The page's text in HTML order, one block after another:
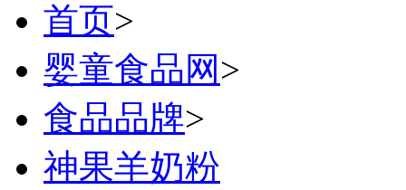
首页>
婴童食品网 >
食品品牌>
神果羊奶粉